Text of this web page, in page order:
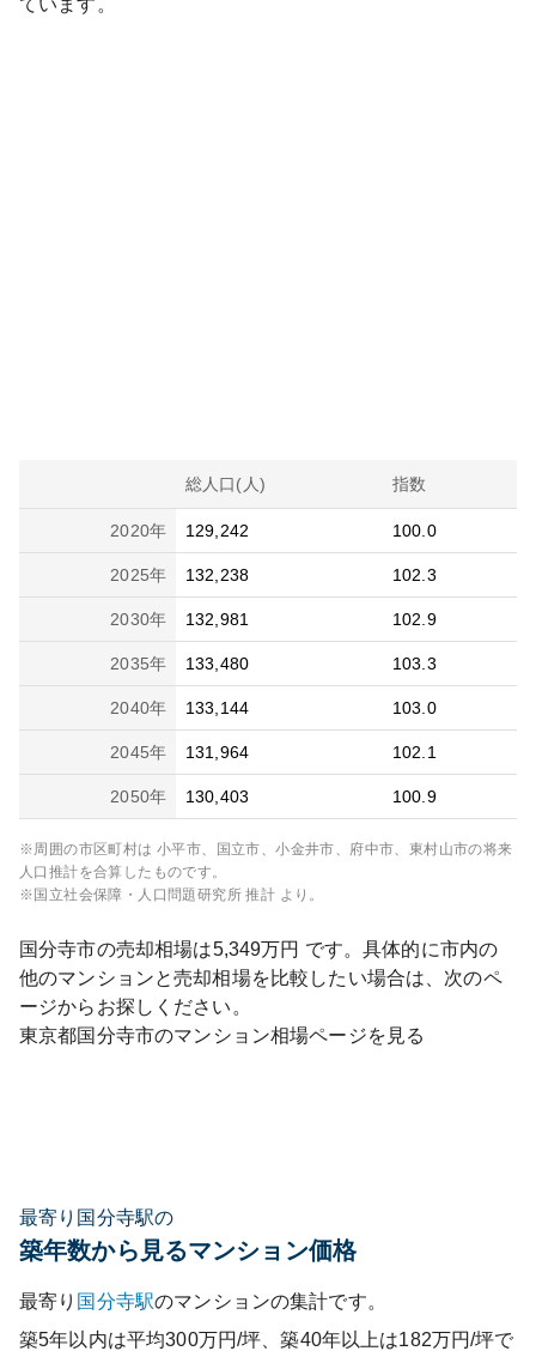
ています。
総人口(人) 指数
2020年 129,242 100.0
2025年 132,238 102.3
2030年 132,981 102.9
2035年 133,480 103.3
2040年 133,144 103.0
2045年 131,964 102.1
2050年 130,403 100.9
※周囲の市区町村は 小平市、国立市、小金井市、府中市、東村山市の将来
人口推計を合算したものです。
※国立社会保障・人口問題研究所 推計 より。
国分寺市の売却相場は5,349万円 です。具体的に市内の
他のマンションと売却相場を比較したい場合は、次のペ
ージからお探しください。
東京都国分寺市のマンション相場ページを見る
最寄り国分寺駅の
築年数から見るマンション価格
最寄り 国分寺駅のマンションの集計です。
築5年以内は平均300万円/坪、築40年以上は182万円/坪で